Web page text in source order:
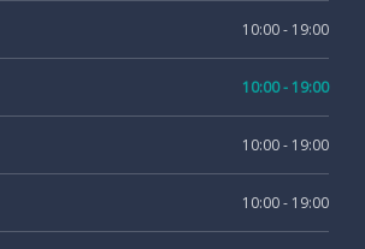
10:00 - 19:00
10:00 - 19:00
10:00 - 19:00
10:00 - 19:00